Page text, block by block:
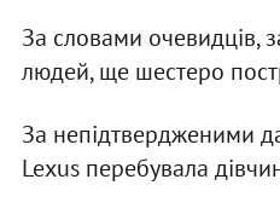
За словами очевидців,
людей, ще шестеро
За непідтвердженими
Lexus перебувала